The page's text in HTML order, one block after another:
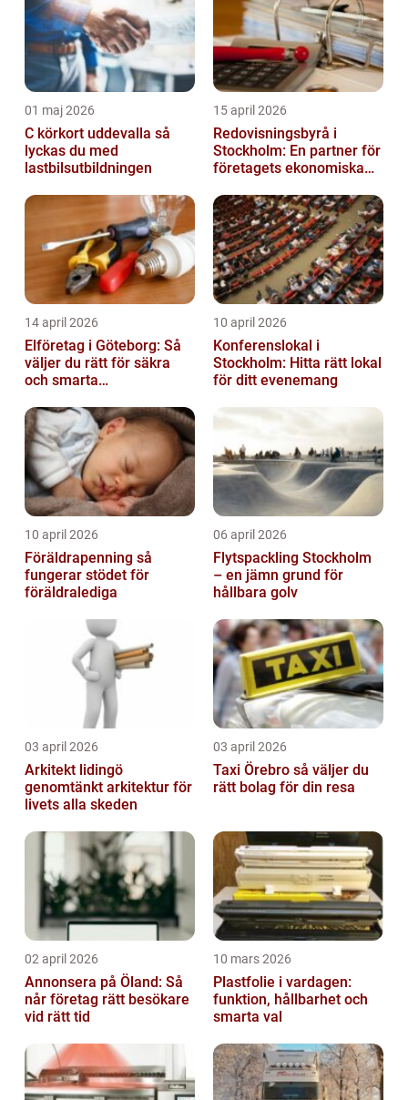
01 maj 2026
C körkort uddevalla så
lyckas du med
lastbilsutbildningen
15 april 2026
Redovisningsbyrå i
Stockholm: En partner för
företagets ekonomiska
14 april 2026
Elföretag i Göteborg: Så
väljer du rätt för säkra
och smarta
10 april 2026
Konferenslokal i
Stockholm: Hitta rätt lokal
för ditt evenemang
10 april 2026
Föräldrapenning så
fungerar stödet för
föräldralediga
06 april 2026
Flytspackling Stockholm
– en jämn grund för
hållbara golv
03 april 2026
Arkitekt lidingö
genomtänkt arkitektur för
livets alla skeden
03 april 2026
Taxi Örebro så väljer du
rätt bolag för din resa
02 april 2026
Annonsera på Öland: Så
når företag rätt besökare
vid rätt tid
10 mars 2026
Plastfolie i vardagen:
funktion, hållbarhet och
smarta val